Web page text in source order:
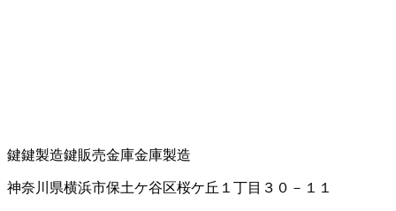
鍵鍵製造鍵販売金庫金庫製造
神奈川県横浜市保土ケ谷区桜ケ丘１丁目３０－１１